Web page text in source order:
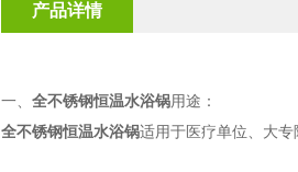
产品详情
一、 全不锈钢恒温水浴锅用途 ：
全不锈钢恒温水浴锅适用于医疗单位、大